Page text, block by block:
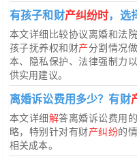
有孩子和财产纠纷时，选
本文详细比较协议离婚和法
孩子抚养权和财产分割情况
本、隐私保护、法律强制力
供实用建议。
离婚诉讼费用多少？有财
本文详细解答离婚诉讼费用
略，特别针对有财产纠纷的
相关成本。